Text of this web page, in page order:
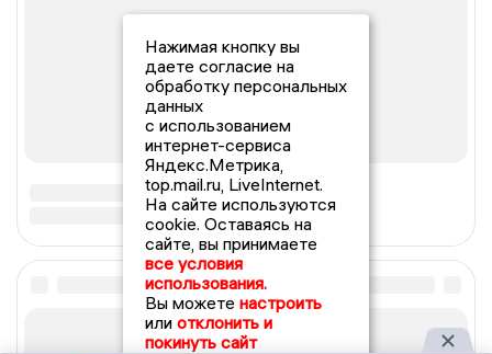
Нажимая кнопку вы
даете согласие на
обработку персональных
данных
с использованием
интернет-сервиса
Яндекс.Метрика,
top.mail.ru, LiveInternet.
На сайте используются
cookie. Оставаясь на
сайте, вы принимаете
все условия
использования.
Вы можете настроить
или отклонить и
покинуть сайт